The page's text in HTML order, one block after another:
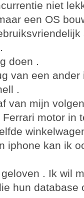
niet
een OS
doen .
van een
.
van mijn
motor in
iphone kan ik
. Ik wil
hun database